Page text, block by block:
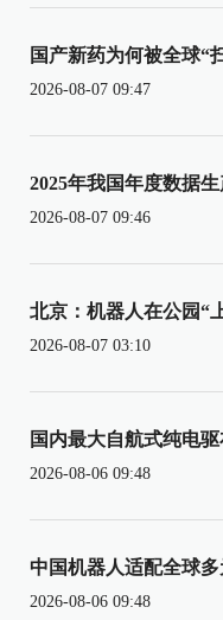
国产新药为何被全球“
2026-08-07 09:47
2025年我国年度数据
2026-08-07 09:46
北京：机器人在公园“
2026-08-07 03:10
国内最大自航式纯电
2026-08-06 09:48
中国机器人适配全球
2026-08-06 09:48